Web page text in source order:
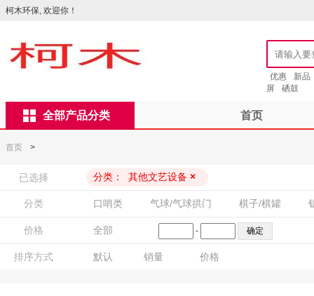
柯木环保, 欢迎你！
优惠
新品
屏
硒鼓
全部产品分类 首页
首页 >
已选择 分类： 其他文艺设备 ×
分类 口哨类 气球/气球拱门 棋子/棋罐
价格 全部 -
排序方式 默认 销量 价格